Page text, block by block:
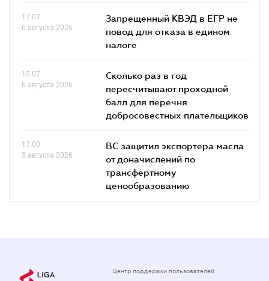
17.07
6 августа 2026
Запрещенный КВЭД в ЕГР не
повод для отказа в едином
налоге
15.07
6 августа 2026
Сколько раз в год
пересчитывают проходной
балл для перечня
добросовестных плательщиков
17.00
5 августа 2026
ВС защитил экспортера масла
от доначислений по
трансфертному
ценообразованию
Центр поддержки пользователей